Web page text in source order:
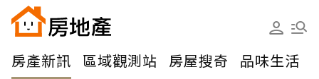
房產新訊 區域觀測站 房屋搜奇 品味生活